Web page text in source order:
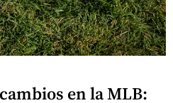
en la MLB: